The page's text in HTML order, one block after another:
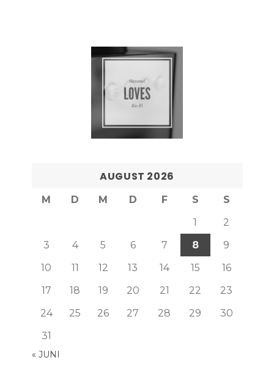
AUGUST 2026
M D M D F S
S
1
2
3
4 5 6 7 8
9
10
11 12 13 14 15
16
17
18 19 20 21 22
23
24
25 26 27 28 29
30
31
« JUNI